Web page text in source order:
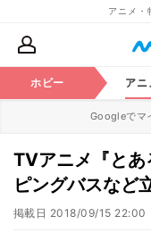
アニメ・
ホビー アニ
Googleでマ
TVアニメ『とあ
ピングバスなど
掲載日 2018/09/15 22:00